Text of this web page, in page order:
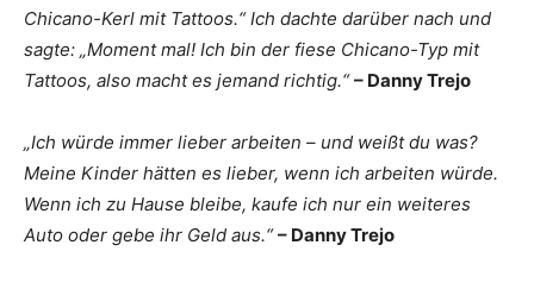
Chicano-Kerl mit Tattoos.“ Ich dachte darüber nach und
sagte: „Moment mal! Ich bin der fiese Chicano-Typ mit
Tattoos, also macht es jemand richtig.“– Danny Trejo
„Ich würde immer lieber arbeiten – und weißt du was?
Meine Kinder hätten es lieber, wenn ich arbeiten würde.
Wenn ich zu Hause bleibe, kaufe ich nur ein weiteres
Auto oder gebe ihr Geld aus.“ – Danny Trejo